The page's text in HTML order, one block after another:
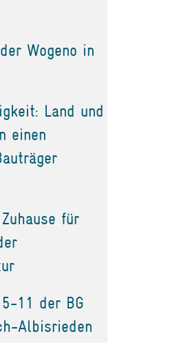
Wogeno in
Land und
einen
für
11 der BG
Albisrieden